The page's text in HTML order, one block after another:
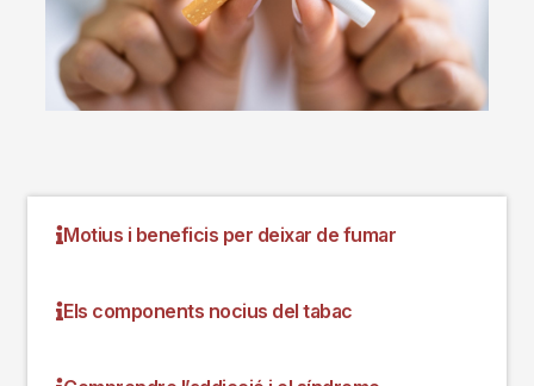
Motius i beneficis per deixar de fumar
Els components nocius del tabac